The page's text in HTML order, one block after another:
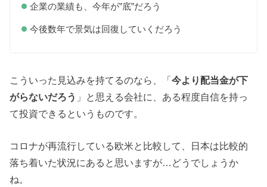
企業の業績も、今年が”底”だろう
今後数年で景気は回復していくだろう
こういった見込みを持てるのなら、「今より配当金が下
がらないだろう 」と思える会社に、ある程度自信を持っ
て投資できるというものです。
コロナが再流行している欧米と比較して、日本は比較的
落ち着いた状況にあると思いますが…どうでしょうか
ね。